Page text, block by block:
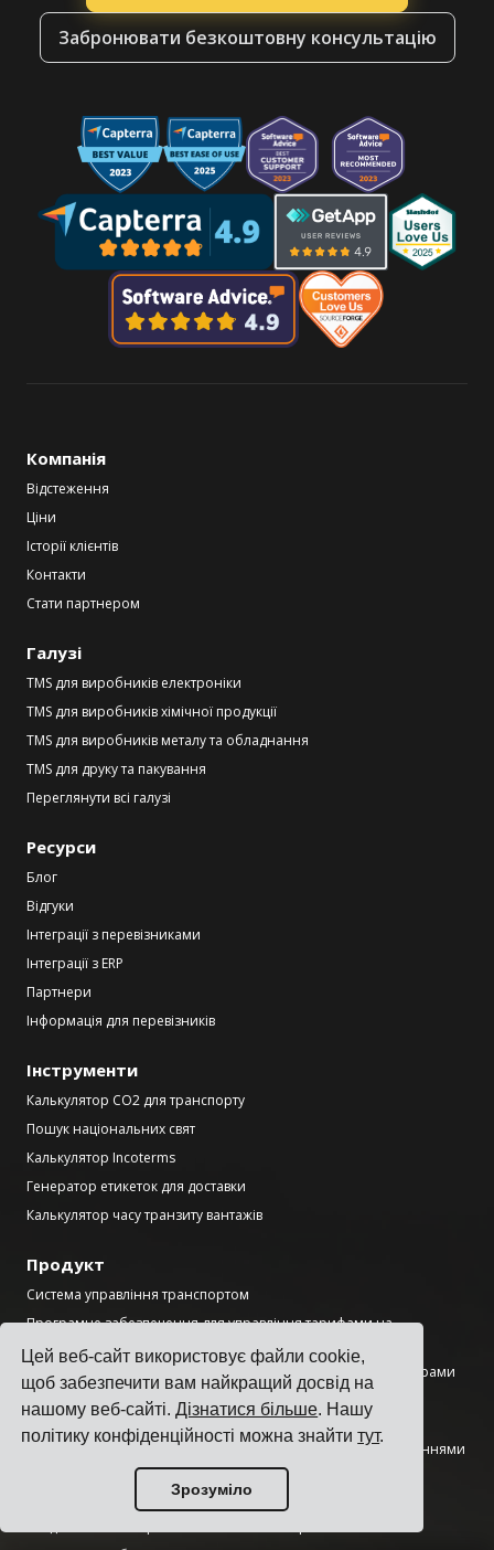
Цей веб-сайт використовує файли cookie,
щоб забезпечити вам найкращий досвід на
нашому веб-сайті.Дізнатися більше. Нашу
політику конфіденційності можна знайтитут.
Зрозуміло
Забронювати безкоштовну консультацію
Компанія
Відстеження
Ціни
Історії клієнтів
Контакти
Стати партнером
Галузі
TMS для виробників електроніки
TMS для виробників хімічної продукції
TMS для виробників металу та обладнання
TMS для друку та пакування
Переглянути всі галузі
Ресурси
Блог
Відгуки
Інтеграції з перевізниками
Інтеграції з ERP
Партнери
Інформація для перевізників
Інструменти
Калькулятор CO2 для транспорту
Пошук національних свят
Калькулятор Incoterms
Генератор етикеток для доставки
Калькулятор часу транзиту вантажів
Продукт
Система управління транспортом
Програмне забезпечення для управління тарифами на
Програмне забезпечення для управління додатковими зборами
за вантажоперевезення
Програмне забезпечення для інтеграції перевізників
Програмне забезпечення для управління вантажоперевезеннями
Програмне забезпечення для відправлення кількома